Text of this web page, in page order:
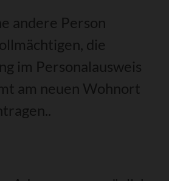
andere Person
die
im Personalausweis
am neuen Wohnort